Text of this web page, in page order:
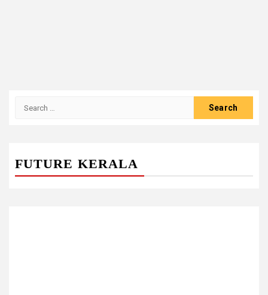
FUTURE KERALA